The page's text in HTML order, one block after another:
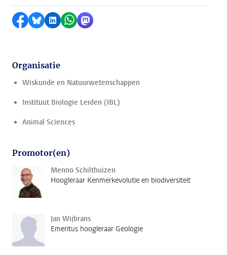
Delen op Facebook
Delen via Bluesky
Delen op LinkedIn
Delen via WhatsApp
Delen via Mastodon
Organisatie
Wiskunde en Natuurwetenschappen
Instituut Biologie Leiden (IBL)
Animal Sciences
Promotor(en)
Menno Schilthuizen
Hoogleraar Kenmerkevolutie en biodiversiteit
Jan Wijbrans
Emeritus hoogleraar Geologie